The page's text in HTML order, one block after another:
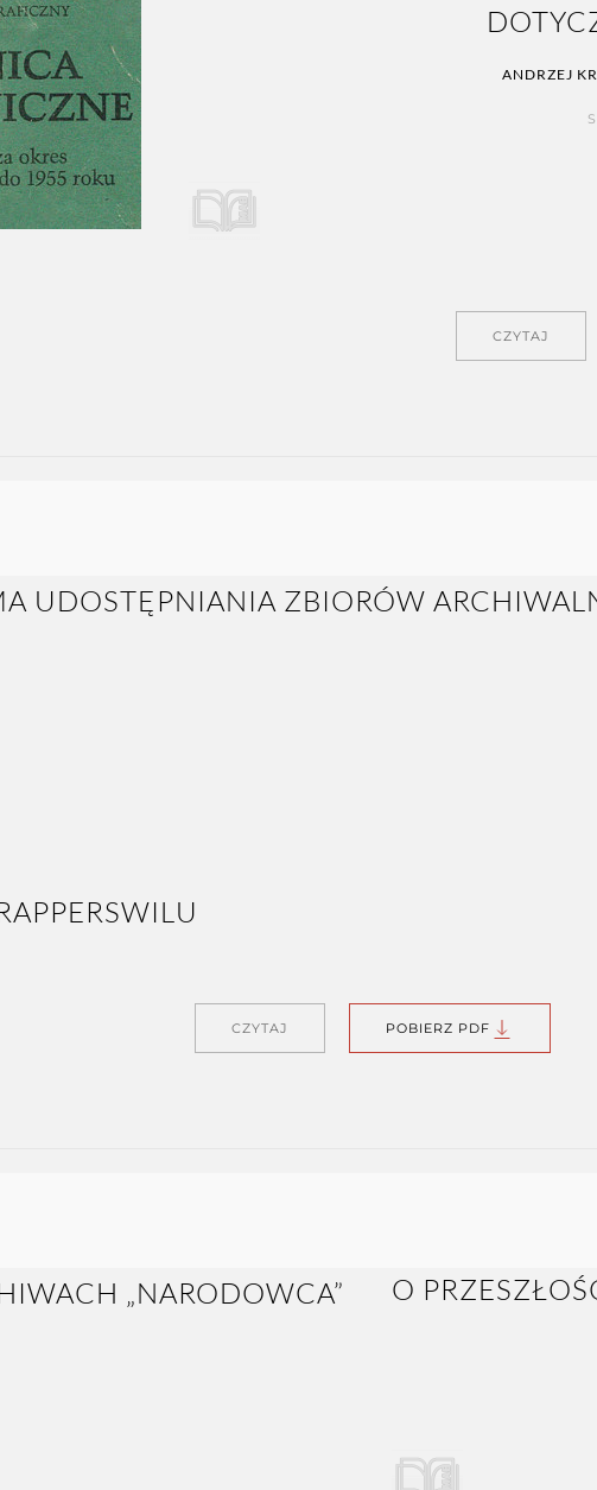
ANDRZEJ
CZYTAJ
CZYTAJ POBIERZ PDF
O